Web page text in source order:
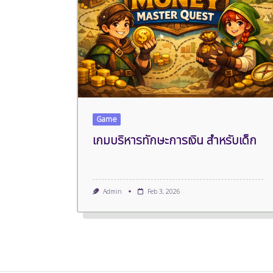
Game
เกมบริหารทักษะการเงิน สำหรับเด็ก
Admin Feb 3, 2026